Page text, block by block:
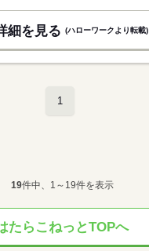
細を見る (ハローワークより転載)
1
19件中、1～19件を表示
たらこねっとTOPへ